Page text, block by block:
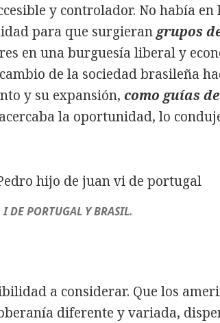
y controlador. No había en
para que surgieran grupos
en una burguesía liberal y
de la sociedad brasileña
y su expansión,como guías
la oportunidad, lo
I DE PORTUGAL Y BRASIL.
a considerar. Que los
diferente y variada,